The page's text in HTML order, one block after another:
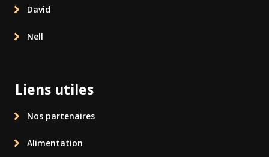
David
Nell
Liens utiles
Nos partenaires
Alimentation